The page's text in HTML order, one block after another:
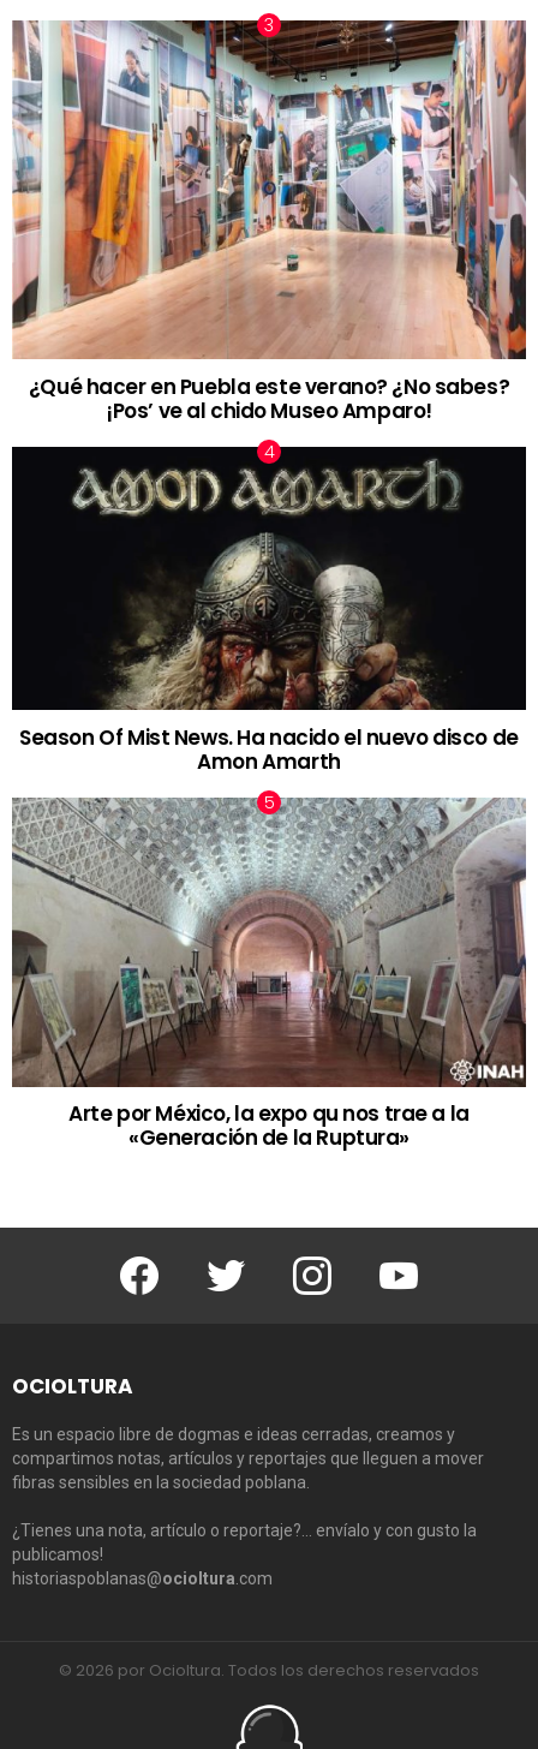
¿Qué hacer en Puebla este verano? ¿No sabes?
¡Pos’ ve al chido Museo Amparo!
Season Of Mist News. Ha nacido el nuevo disco de
Amon Amarth
Arte por México, la expo qu nos trae a la
«Generación de la Ruptura»
Facebook Twitter Instagram Youtube
OCIOLTURA
Es un espacio libre de dogmas e ideas cerradas, creamos y
compartimos notas, artículos y reportajes que lleguen a mover
fibras sensibles en la sociedad poblana.
¿Tienes una nota, artículo o reportaje?… envíalo y con gusto la
publicamos!
historiaspoblanas@ocioltura.com
© 2026 por Ocioltura. Todos los derechos reservados